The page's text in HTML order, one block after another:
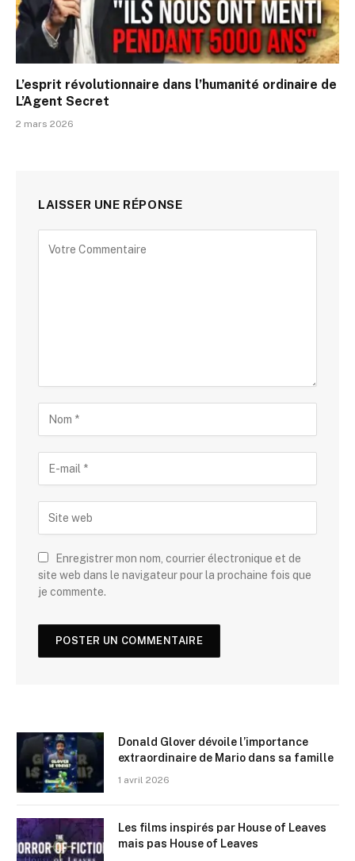
L’esprit révolutionnaire dans l’humanité ordinaire de
L’Agent Secret
2 mars 2026
LAISSER UNE RÉPONSE
Enregistrer mon nom, courrier électronique et de
site web dans le navigateur pour la prochaine fois que
je commente.
Donald Glover dévoile l’importance
extraordinaire de Mario dans sa famille
1 avril 2026
Les films inspirés par House of Leaves
mais pas House of Leaves